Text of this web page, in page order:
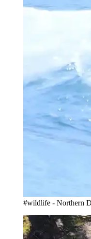
#wildlife - Northern